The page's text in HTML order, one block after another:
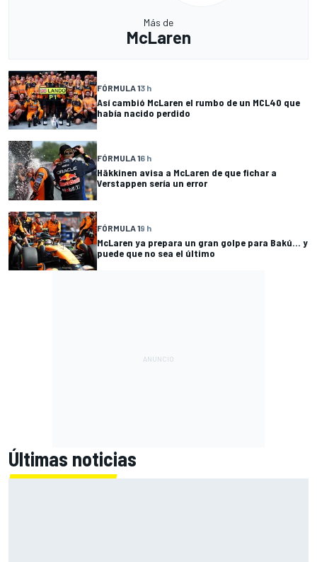
Más de
McLaren
FÓRMULA 13 h
Así cambió McLaren el rumbo de un MCL40 que
había nacido perdido
FÓRMULA 16 h
Häkkinen avisa a McLaren de que fichar a
Verstappen sería un error
FÓRMULA 19 h
McLaren ya prepara un gran golpe para Bakú... y
puede que no sea el último
Últimas noticias